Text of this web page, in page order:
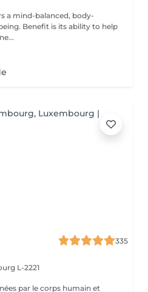
a mind-balanced, body-
to help
335
L-2221
par le corps humain et